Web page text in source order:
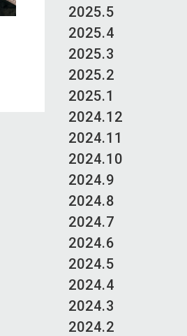
2025.5
2025.4
2025.3
2025.2
2025.1
2024.12
2024.11
2024.10
2024.9
2024.8
2024.7
2024.6
2024.5
2024.4
2024.3
2024.2